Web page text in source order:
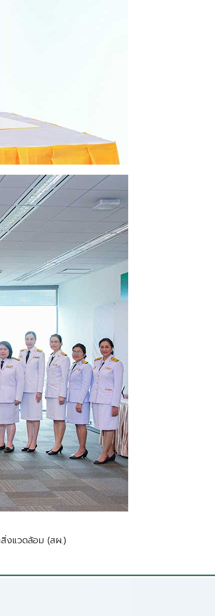
สิ่งแวดล้อม (สผ.)